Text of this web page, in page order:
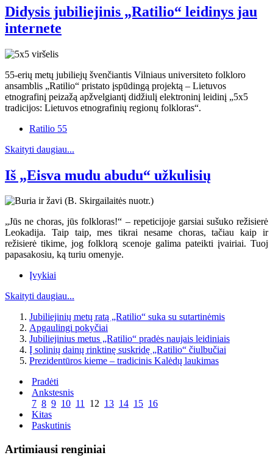
Didysis jubiliejinis „Ratilio“ leidinys jau
internete
55-erių metų jubiliejų švenčiantis Vilniaus universiteto folkloro
ansamblis „Ratilio“ pristato įspūdingą projektą – Lietuvos
etnografinį peizažą apžvelgiantį didžiulį elektroninį leidinį „5x5
tradicijos: Lietuvos etnografinių regionų folkloras“.
Ratilio 55
Skaityti daugiau...
Iš „Eisva mudu abudu“ užkulisių
„Jūs ne choras, jūs folkloras!“ – repeticijoje garsiai sušuko režisierė
Leokadija. Taip taip, mes tikrai nesame choras, tačiau kaip ir
režisierė tikime, jog folklorą scenoje galima pateikti įvairiai. Tuoj
papasakosiu, ką turiu omenyje.
Įvykiai
Skaityti daugiau...
Jubiliejinių metų ratą „Ratilio“ suka su sutartinėmis
Apgaulingi pokyčiai
Jubiliejinius metus „Ratilio“ pradės naujais leidiniais
Į solinių dainų rinktinę suskridę „Ratilio“ čiulbučiai
Prezidentūros kieme – tradicinis Kalėdų laukimas
Pradėti
Ankstesnis
7 8 9 10 11 12 13 14 15 16
Kitas
Paskutinis
Artimiausi renginiai